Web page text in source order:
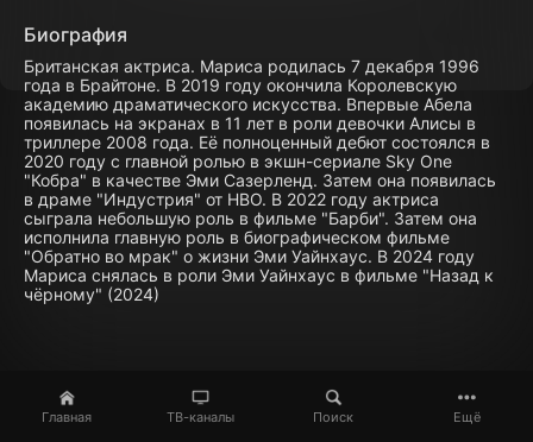
Главная ТВ-каналы Поиск Ещё
Биография
Британская актриса. Мариса родилась 7 декабря 1996
года в Брайтоне. В 2019 году окончила Королевскую
академию драматического искусства. Впервые Абела
появилась на экранах в 11 лет в роли девочки Алисы в
триллере 2008 года. Её полноценный дебют состоялся в
2020 году с главной ролью в экшн-сериале Sky One
"Кобра" в качестве Эми Сазерленд. Затем она появилась
в драме "Индустрия" от НВО. В 2022 году актриса
сыграла небольшую роль в фильме "Барби". Затем она
исполнила главную роль в биографическом фильме
"Обратно во мрак" о жизни Эми Уайнхаус. В 2024 году
Мариса снялась в роли Эми Уайнхаус в фильме "Назад к
чёрному" (2024)